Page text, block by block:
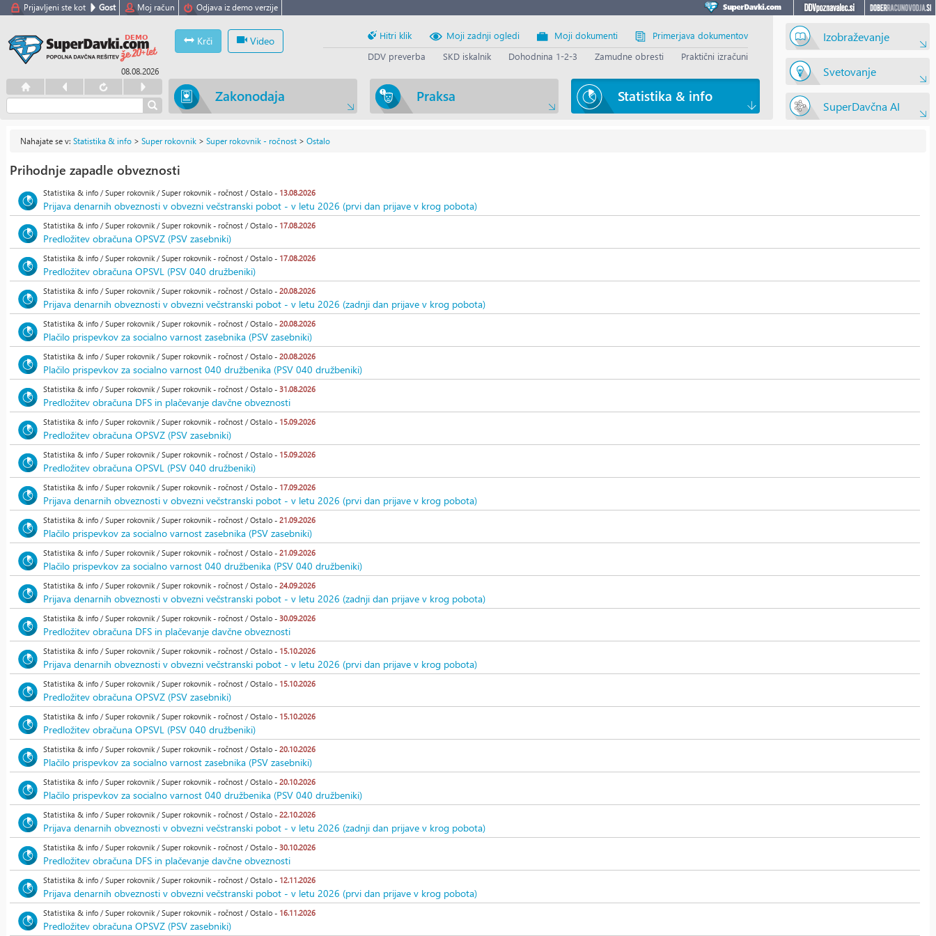
Prijavljeni ste kot Gost Moj račun Odjava iz demo verzije
08.08.2026
Krči Video Hitri klik Moji zadnji ogledi Moji dokumenti
Primerjava dokumentov
DDV preverba
SKD iskalnik Dohodnina 1-2-3 Zamudne obresti Praktični izračuni
Zakonodaja Praksa Statistika & info
Izobraževanje
Svetovanje
SuperDavčna AI
Nahajate se v: Statistika & info > Super rokovnik > Super rokovnik - ročnost > Ostalo
Prihodnje zapadle obveznosti
Statistika & info / Super rokovnik / Super rokovnik - ročnost / Ostalo - 13.08.2026
Prijava denarnih obveznosti v obvezni večstranski pobot - v letu 2026 (prvi dan prijave v krog pobota)
Statistika & info / Super rokovnik / Super rokovnik - ročnost / Ostalo - 17.08.2026
Predložitev obračuna OPSVZ (PSV zasebniki)
Statistika & info / Super rokovnik / Super rokovnik - ročnost / Ostalo - 17.08.2026
Predložitev obračuna OPSVL (PSV 040 družbeniki)
Statistika & info / Super rokovnik / Super rokovnik - ročnost / Ostalo - 20.08.2026
Prijava denarnih obveznosti v obvezni večstranski pobot - v letu 2026 (zadnji dan prijave v krog pobota)
Statistika & info / Super rokovnik / Super rokovnik - ročnost / Ostalo - 20.08.2026
Plačilo prispevkov za socialno varnost zasebnika (PSV zasebniki)
Statistika & info / Super rokovnik / Super rokovnik - ročnost / Ostalo - 20.08.2026
Plačilo prispevkov za socialno varnost 040 družbenika (PSV 040 družbeniki)
Statistika & info / Super rokovnik / Super rokovnik - ročnost / Ostalo - 31.08.2026
Predložitev obračuna DFS in plačevanje davčne obveznosti
Statistika & info / Super rokovnik / Super rokovnik - ročnost / Ostalo - 15.09.2026
Predložitev obračuna OPSVZ (PSV zasebniki)
Statistika & info / Super rokovnik / Super rokovnik - ročnost / Ostalo - 15.09.2026
Predložitev obračuna OPSVL (PSV 040 družbeniki)
Statistika & info / Super rokovnik / Super rokovnik - ročnost / Ostalo - 17.09.2026
Prijava denarnih obveznosti v obvezni večstranski pobot - v letu 2026 (prvi dan prijave v krog pobota)
Statistika & info / Super rokovnik / Super rokovnik - ročnost / Ostalo - 21.09.2026
Plačilo prispevkov za socialno varnost zasebnika (PSV zasebniki)
Statistika & info / Super rokovnik / Super rokovnik - ročnost / Ostalo - 21.09.2026
Plačilo prispevkov za socialno varnost 040 družbenika (PSV 040 družbeniki)
Statistika & info / Super rokovnik / Super rokovnik - ročnost / Ostalo - 24.09.2026
Prijava denarnih obveznosti v obvezni večstranski pobot - v letu 2026 (zadnji dan prijave v krog pobota)
Statistika & info / Super rokovnik / Super rokovnik - ročnost / Ostalo - 30.09.2026
Predložitev obračuna DFS in plačevanje davčne obveznosti
Statistika & info / Super rokovnik / Super rokovnik - ročnost / Ostalo - 15.10.2026
Prijava denarnih obveznosti v obvezni večstranski pobot - v letu 2026 (prvi dan prijave v krog pobota)
Statistika & info / Super rokovnik / Super rokovnik - ročnost / Ostalo - 15.10.2026
Predložitev obračuna OPSVZ (PSV zasebniki)
Statistika & info / Super rokovnik / Super rokovnik - ročnost / Ostalo - 15.10.2026
Predložitev obračuna OPSVL (PSV 040 družbeniki)
Statistika & info / Super rokovnik / Super rokovnik - ročnost / Ostalo - 20.10.2026
Plačilo prispevkov za socialno varnost zasebnika (PSV zasebniki)
Statistika & info / Super rokovnik / Super rokovnik - ročnost / Ostalo - 20.10.2026
Plačilo prispevkov za socialno varnost 040 družbenika (PSV 040 družbeniki)
Statistika & info / Super rokovnik / Super rokovnik - ročnost / Ostalo - 22.10.2026
Prijava denarnih obveznosti v obvezni večstranski pobot - v letu 2026 (zadnji dan prijave v krog pobota)
Statistika & info / Super rokovnik / Super rokovnik - ročnost / Ostalo - 30.10.2026
Predložitev obračuna DFS in plačevanje davčne obveznosti
Statistika & info / Super rokovnik / Super rokovnik - ročnost / Ostalo - 12.11.2026
Prijava denarnih obveznosti v obvezni večstranski pobot - v letu 2026 (prvi dan prijave v krog pobota)
Statistika & info / Super rokovnik / Super rokovnik - ročnost / Ostalo - 16.11.2026
Predložitev obračuna OPSVZ (PSV zasebniki)